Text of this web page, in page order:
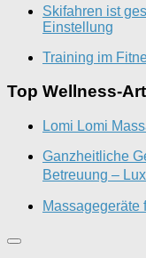
Skifahren ist
Einstellung
Training im
Top Wellness-
Lomi Lomi
Ganzheitliche
Betreuung –
Massagegeräte